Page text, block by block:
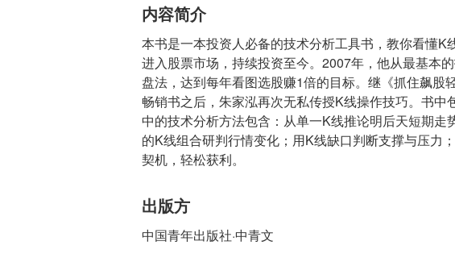
内容简介
本书是一本投资人必备的技术分析工具书，教你看懂
进入股票市场，持续投资至今。2007年，他从最基本
盘法，达到每年看图选股赚1倍的目标。继《抓住飙股
畅销书之后，朱家泓再次无私传授K线操作技巧。书
中的技术分析方法包含：从单一K线推论明后天短期
的K线组合研判行情变化；用K线缺口判断支撑与压力
契机，轻松获利。
出版方
中国青年出版社·中青文